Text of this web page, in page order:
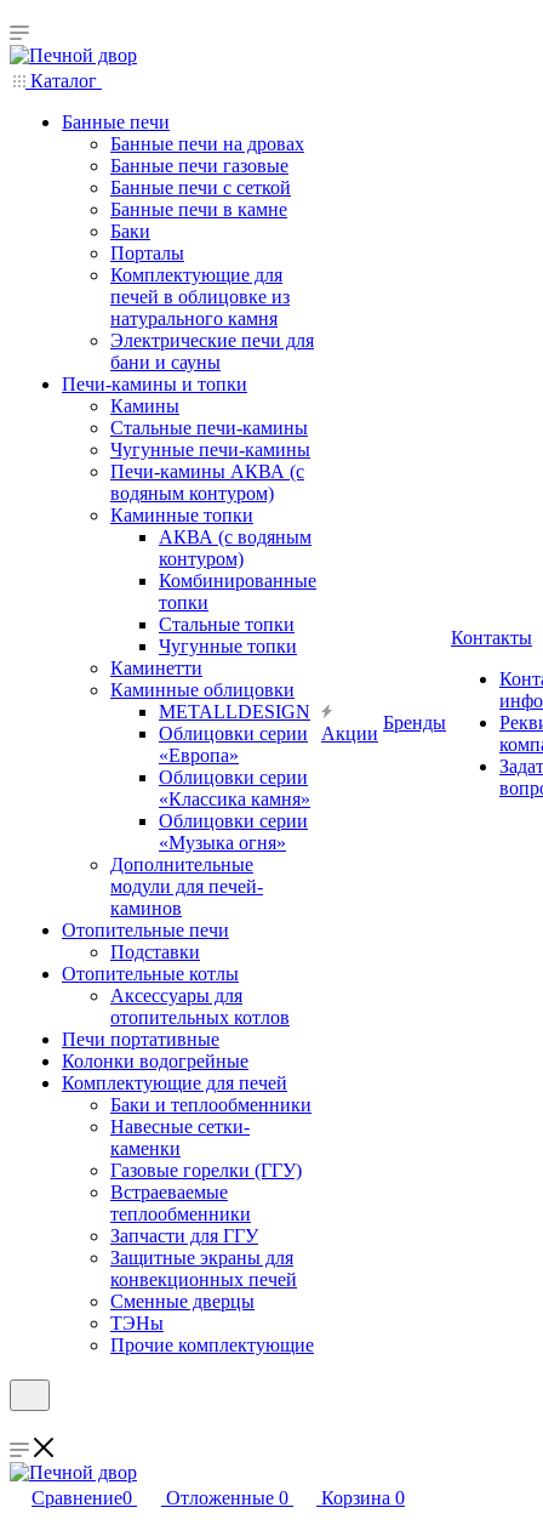
Каталог
Банные печи
Банные печи на дровах
Банные печи газовые
Банные печи с сеткой
Банные печи в камне
Баки
Порталы
Комплектующие для
печей в облицовке из
натурального камня
Электрические печи для
бани и сауны
Печи-камины и топки
Камины
Стальные печи-камины
Чугунные печи-камины
Печи-камины АКВА (с
водяным контуром)
Каминные топки
АКВА (с водяным
контуром)
Комбинированные
топки
Стальные топки
Чугунные топки
Каминетти
Каминные облицовки
METALLDESIGN
Облицовки серии
«Европа»
Облицовки серии
«Классика камня»
Облицовки серии
«Музыка огня»
Дополнительные
модули для печей-
каминов
Отопительные печи
Подставки
Отопительные котлы
Аксессуары для
отопительных котлов
Печи портативные
Колонки водогрейные
Комплектующие для печей
Баки и теплообменники
Навесные сетки-
каменки
Газовые горелки (ГГУ)
Встраеваемые
теплообменники
Запчасти для ГГУ
Защитные экраны для
конвекционных печей
Сменные дверцы
ТЭНы
Прочие комплектующие
Акции
Бренды
Контакты
Сравнение0 Отложенные 0 Корзина 0